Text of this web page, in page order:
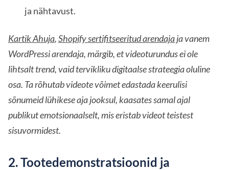
ja nähtavust.
Kartik Ahuja,Shopify sertifitseeritud arendajaja vanem
WordPressi arendaja, märgib, et videoturundus ei ole
lihtsalt trend, vaid tervikliku digitaalse strateegia oluline
osa. Ta rõhutab videote võimet edastada keerulisi
sõnumeid lühikese aja jooksul, kaasates samal ajal
publikut emotsionaalselt, mis eristab videot teistest
sisuvormidest.
2. Tootedemonstratsioonid ja